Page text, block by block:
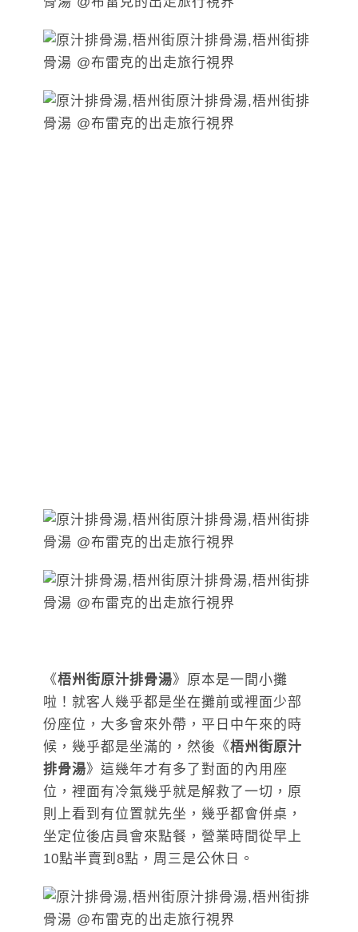
《梧州街原汁排骨湯》原本是一間小攤
啦！就客人幾乎都是坐在攤前或裡面少部
份座位，大多會來外帶，平日中午來的時
候，幾乎都是坐滿的，然後《梧州街原汁
排骨湯》這幾年才有多了對面的內用座
位，裡面有冷氣幾乎就是解救了一切，原
則上看到有位置就先坐，幾乎都會併桌，
坐定位後店員會來點餐，營業時間從早上
10點半賣到8點，周三是公休日。